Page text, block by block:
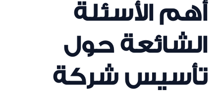
أهم الأسئلة
الشائعة حول
تأسيس شركة